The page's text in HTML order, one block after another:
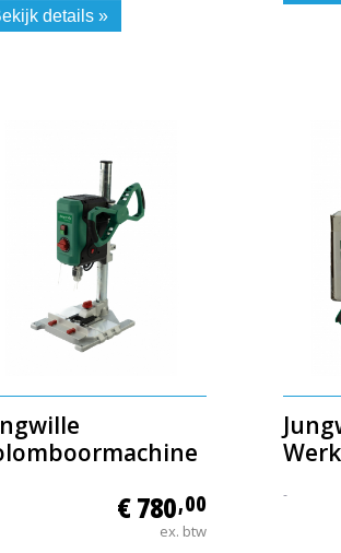
details »
€ 780,00
ex. btw
-